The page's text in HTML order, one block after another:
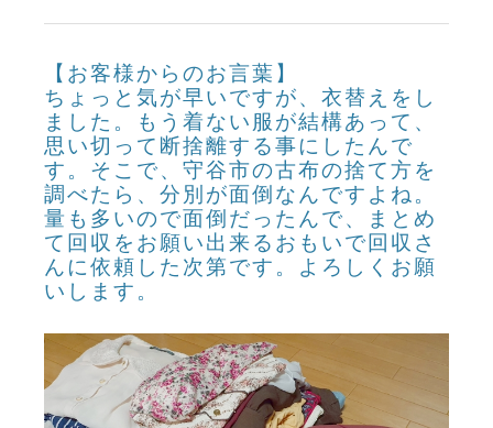
【お客様からのお言葉】
ちょっと気が早いですが、衣替えをし
ました。もう着ない服が結構あって、
思い切って断捨離する事にしたんで
す。そこで、守谷市の古布の捨て方を
調べたら、分別が面倒なんですよね。
量も多いので面倒だったんで、まとめ
て回収をお願い出来るおもいで回収さ
んに依頼した次第です。よろしくお願
いします。